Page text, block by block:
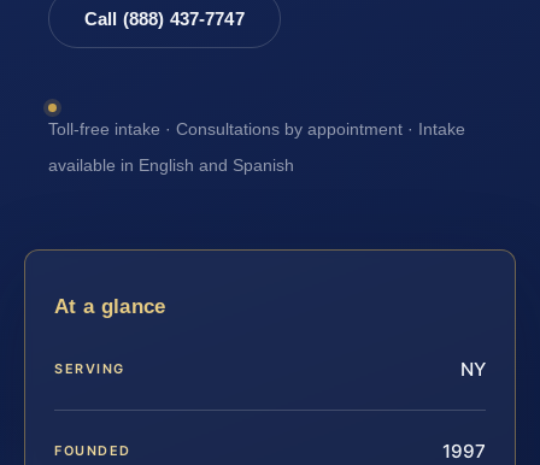
Call (888) 437-7747
Toll-free intake · Consultations by appointment · Intake
available in English and Spanish
At a glance
SERVING NY
FOUNDED 1997